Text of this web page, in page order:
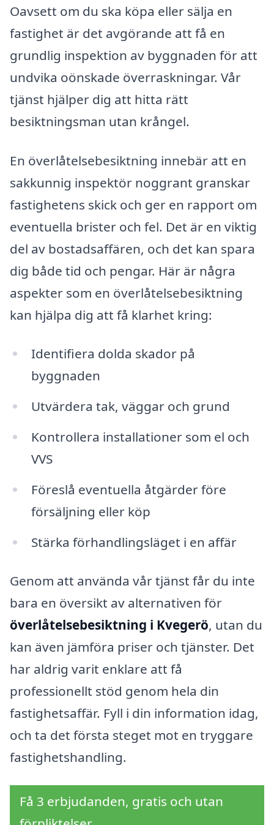
Oavsett om du ska köpa eller sälja en
fastighet är det avgörande att få en
grundlig inspektion av byggnaden för att
undvika oönskade överraskningar. Vår
tjänst hjälper dig att hitta rätt
besiktningsman utan krångel.
En överlåtelsebesiktning innebär att en
sakkunnig inspektör noggrant granskar
fastighetens skick och ger en rapport om
eventuella brister och fel. Det är en viktig
del av bostadsaffären, och det kan spara
dig både tid och pengar. Här är några
aspekter som en överlåtelsebesiktning
kan hjälpa dig att få klarhet kring:
Identifiera dolda skador på
byggnaden
Utvärdera tak, väggar och grund
Kontrollera installationer som el och
VVS
Föreslå eventuella åtgärder före
försäljning eller köp
Stärka förhandlingsläget i en affär
Genom att använda vår tjänst får du inte
bara en översikt av alternativen för
överlåtelsebesiktning i Kvegerö, utan du
kan även jämföra priser och tjänster. Det
har aldrig varit enklare att få
professionellt stöd genom hela din
fastighetsaffär. Fyll i din information idag,
och ta det första steget mot en tryggare
fastighetshandling.
Få 3 erbjudanden, gratis och utan